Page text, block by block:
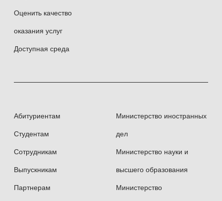
Оценить качество
оказания услуг
Доступная среда
Абитуриентам
Студентам
Сотрудникам
Выпускникам
Партнерам
Министерство иностранных
дел
Министерство науки и
высшего образования
Министерство